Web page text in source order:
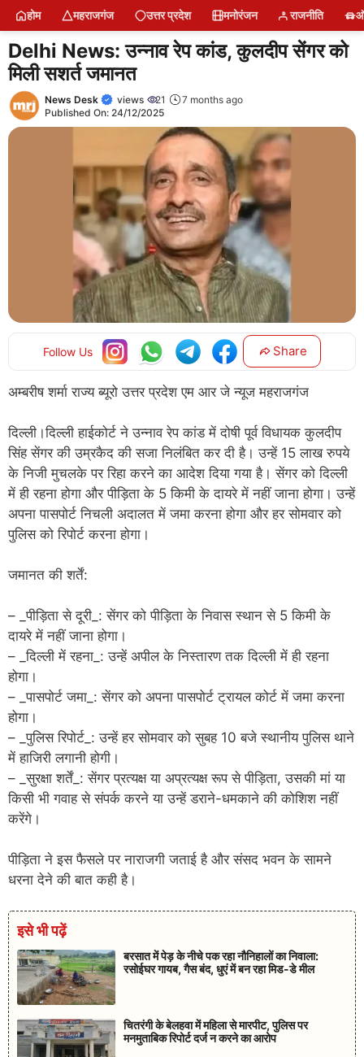
Skip
content
होम महराजगंज उत्तर प्रदेश मनोरंजन राजनीति
Delhi News: उन्नाव रेप कांड, कुलदीप सेंगर को
मिली सशर्त जमानत
News Desk views 21
7 months ago
Published On: 24/12/2025
Follow Us Share
अम्बरीष शर्मा राज्य ब्यूरो उत्तर प्रदेश एम आर जे न्यूज महराजगंज
दिल्ली।दिल्ली हाईकोर्ट ने उन्नाव रेप कांड में दोषी पूर्व विधायक कुलदीप
सिंह सेंगर की उम्रकैद की सजा निलंबित कर दी है। उन्हें 15 लाख रुपये
के निजी मुचलके पर रिहा करने का आदेश दिया गया है। सेंगर को दिल्ली
में ही रहना होगा और पीड़िता के 5 किमी के दायरे में नहीं जाना होगा। उन्हें
अपना पासपोर्ट निचली अदालत में जमा करना होगा और हर सोमवार को
पुलिस को रिपोर्ट करना होगा।
जमानत की शर्तें:
– _पीड़िता से दूरी_: सेंगर को पीड़िता के निवास स्थान से 5 किमी के
दायरे में नहीं जाना होगा।
– _दिल्ली में रहना_: उन्हें अपील के निस्तारण तक दिल्ली में ही रहना
होगा।
– _पासपोर्ट जमा_: सेंगर को अपना पासपोर्ट ट्रायल कोर्ट में जमा करना
होगा।
– _पुलिस रिपोर्ट_: उन्हें हर सोमवार को सुबह 10 बजे स्थानीय पुलिस थाने
में हाजिरी लगानी होगी।
– _सुरक्षा शर्तें_: सेंगर प्रत्यक्ष या अप्रत्यक्ष रूप से पीड़िता, उसकी मां या
किसी भी गवाह से संपर्क करने या उन्हें डराने-धमकाने की कोशिश नहीं
करेंगे।
पीड़िता ने इस फैसले पर नाराजगी जताई है और संसद भवन के सामने
धरना देने की बात कही है।
इसे भी पढ़ें
बरसात में पेड़ के नीचे पक रहा नौनिहालों का निवाला:
रसोईघर गायब, गैस बंद, धुएं में बन रहा मिड-डे मील
चितरंगी के बेलहवा में महिला से मारपीट, पुलिस पर
मनमुताबिक रिपोर्ट दर्ज न करने का आरोप